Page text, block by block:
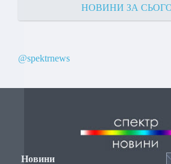
НОВИНИ ЗА
@spektrnews
Новини